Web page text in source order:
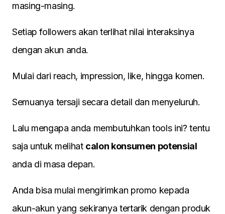
masing-masing.
Setiap followers akan terlihat nilai interaksinya
dengan akun anda.
Mulai dari reach, impression, like, hingga komen.
Semuanya tersaji secara detail dan menyeluruh.
Lalu mengapa anda membutuhkan tools ini? tentu
saja untuk melihat calon konsumen potensial
anda di masa depan.
Anda bisa mulai mengirimkan promo kepada
akun-akun yang sekiranya tertarik dengan produk